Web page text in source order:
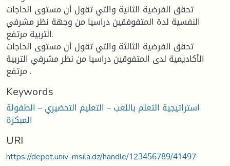
تحقق الفرضية الثانية والتي تقول أن مستوى الحاجات
النفسية لدة المتفوفقين دراسيا من وجهة نظر مشرفي
التربية مرتفع.
تحقق الفرضية الثالثة والتي تقول أن مستوى الحاجات
الأكاديمية لدى المتفوقين دراسيا من نظر مشرفي التربية
مرتفع .
Keywords
استراتيجية التعلم باللعب – التعليم التحضيري – الطفولة
المبكرة
URI
https://depot.univ-msila.dz/handle/123456789/41497